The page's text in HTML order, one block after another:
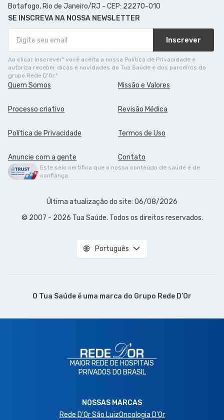
Botafogo, Rio de Janeiro/RJ - CEP: 22270-010
SE INSCREVA NA NOSSA NEWSLETTER
Inscrever
Ao clicar Inscrever" você aceita a nossa Política de Privacidade e
autoriza receber dicas e novidades do Tua Saúde e dos parceiros do
grupo Rede D'Or."
Quem Somos Missão e Valores
Processo criativo Revisão Médica
Política de Privacidade Termos de Uso
Anuncie com a gente Contato
Este selo certifica que o nosso conteúdo de saúde é de
confiança.
Última atualização do site: 06/08/2026
© 2007 - 2026 Tua Saúde. Todos os direitos reservados.
Português
O Tua Saúde é uma marca do Grupo Rede D’Or
MAIOR REDE DE HOSPITAIS
PRIVADOS DO BRASIL
NOSSAS MARCAS
Rede D'Or São LuizOncologia D’Or